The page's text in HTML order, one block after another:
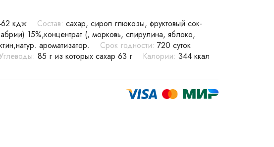
кдж Состав: сахар, сироп глюкозы, фруктовый сок-
15%,концентрат (, морковь, спирулина, яблоко,
ароматизатор.
Срок годности: 720 суток
85 г из которых сахар 63 г Калории: 344 ккал